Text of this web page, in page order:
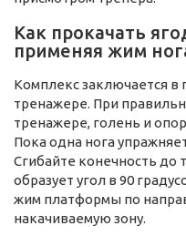
Как прокачать
применяя жим
Комплекс заключается
тренажере. При
тренажере, голень и
Пока одна нога
Сгибайте конечность до
образует угол в 90
жим платформы по
накачиваемую зону.